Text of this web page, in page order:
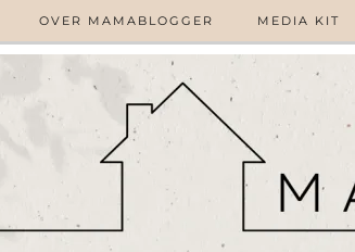
OVER MAMABLOGGER MEDIA KIT